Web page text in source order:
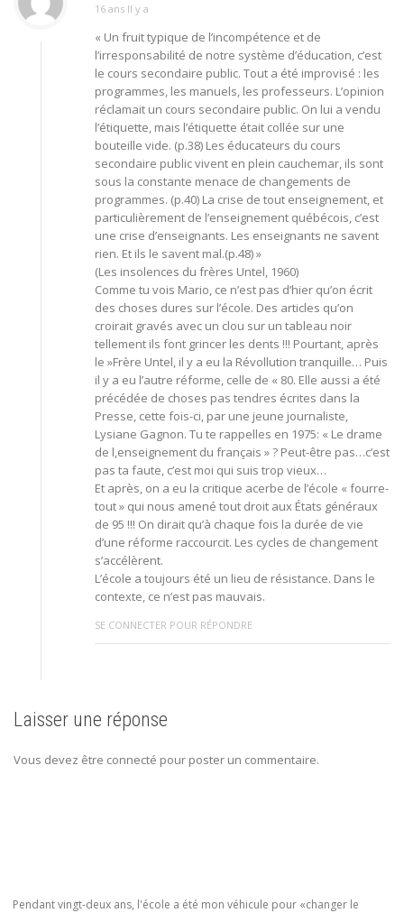
16 ans Il y a
« Un fruit typique de l’incompétence et de
l’irresponsabilité de notre système d’éducation, c’est
le cours secondaire public. Tout a été improvisé : les
programmes, les manuels, les professeurs. L’opinion
réclamait un cours secondaire public. On lui a vendu
l’étiquette, mais l’étiquette était collée sur une
bouteille vide. (p.38) Les éducateurs du cours
secondaire public vivent en plein cauchemar, ils sont
sous la constante menace de changements de
programmes. (p.40) La crise de tout enseignement, et
particulièrement de l’enseignement québécois, c’est
une crise d’enseignants. Les enseignants ne savent
rien. Et ils le savent mal.(p.48) »
(Les insolences du frères Untel, 1960)
Comme tu vois Mario, ce n’est pas d’hier qu’on écrit
des choses dures sur l’école. Des articles qu’on
croirait gravés avec un clou sur un tableau noir
tellement ils font grincer les dents !!! Pourtant, après
le »Frère Untel, il y a eu la Révollution tranquille… Puis
il y a eu l’autre réforme, celle de « 80. Elle aussi a été
précédée de choses pas tendres écrites dans la
Presse, cette fois-ci, par une jeune journaliste,
Lysiane Gagnon. Tu te rappelles en 1975: « Le drame
de l,enseignement du français » ? Peut-être pas…c’est
pas ta faute, c’est moi qui suis trop vieux…
Et après, on a eu la critique acerbe de l’école « fourre-
tout » qui nous amené tout droit aux États généraux
de 95 !!! On dirait qu’à chaque fois la durée de vie
d’une réforme raccourcit. Les cycles de changement
s’accélèrent.
L’école a toujours été un lieu de résistance. Dans le
contexte, ce n’est pas mauvais.
SE CONNECTER POUR RÉPONDRE
Laisser une réponse
Vous devez être connecté pour poster un commentaire.
Pendant vingt-deux ans, l'école a été mon véhicule pour «changer le